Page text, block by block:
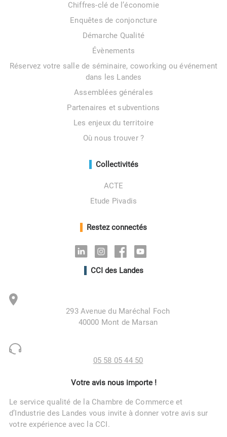
Chiffres-clé de l’économie
Enquêtes de conjoncture
Démarche Qualité
Évènements
Réservez votre salle de séminaire, coworking ou événement
dans les Landes
Assemblées générales
Partenaires et subventions
Les enjeux du territoire
Où nous trouver ?
Collectivités
ACTE
Etude Pivadis
Restez connectés
LinkedinInstagramFacebookYoutube
CCI des Landes
293 Avenue du Maréchal Foch
40000 Mont de Marsan
05 58 05 44 50
Votre avis nous importe !
Le service qualité de la Chambre de Commerce et
d’Industrie des Landes vous invite à donner votre avis sur
votre expérience avec la CCI.